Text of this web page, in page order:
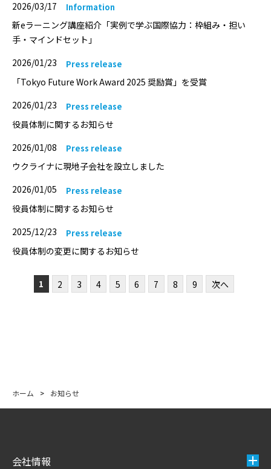
2026/03/17
Information
新eラーニング講座紹介「実例で学ぶ国際協力：枠組み・担い
手・マインドセット」
2026/01/23
Press release
「Tokyo Future Work Award 2025 奨励賞」を受賞
2026/01/23
Press release
役員体制に関するお知らせ
2026/01/08
Press release
ウクライナに現地子会社を設立しました
2026/01/05
Press release
役員体制に関するお知らせ
2025/12/23
Press release
役員体制の変更に関するお知らせ
1 2 3 4 5 6 7 8 9 次へ
ホーム > お知らせ
会社情報